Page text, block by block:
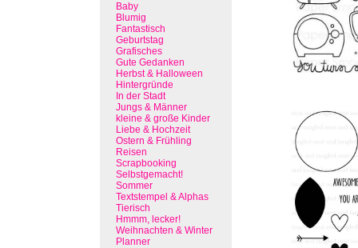
Baby
Blumig
Fantastisch
Geburtstag
Grafisches
Gute Gedanken
Herbst & Halloween
Hintergründe
In der Stadt
Jungs & Männer
kleine & große Kinder
Liebe & Hochzeit
Ostern & Frühling
Reisen
Scrapbooking
Selbstgemacht!
Sommer
Textstempel & Alphas
Tierisch
Hmmm, lecker!
Weihnachten & Winter
Planner